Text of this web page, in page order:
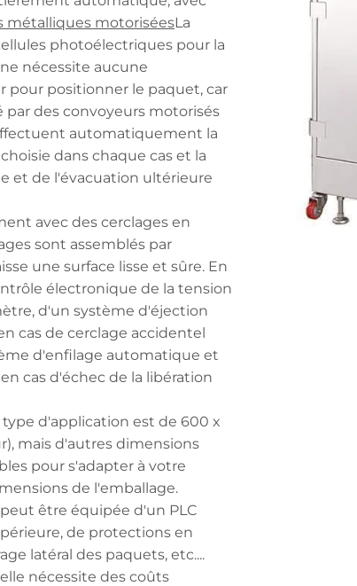
métalliques motoriséesLa
photoélectriques pour la
nécessite aucune
pour positionner le paquet, car
des convoyeurs motorisés
automatiquement la
dans chaque cas et la
et de l'évacuation ultérieure
avec des cerclages en
sont assemblés par
une surface lisse et sûre. En
électronique de la tension
d'un système d'éjection
cas de cerclage accidentel
d'enfilage automatique et
cas d'échec de la libération
d'application est de 600 x
mais d'autres dimensions
pour s'adapter à votre
de l'emballage.
être équipée d'un PLC
de protections en
latéral des paquets, etc....
nécessite des coûts